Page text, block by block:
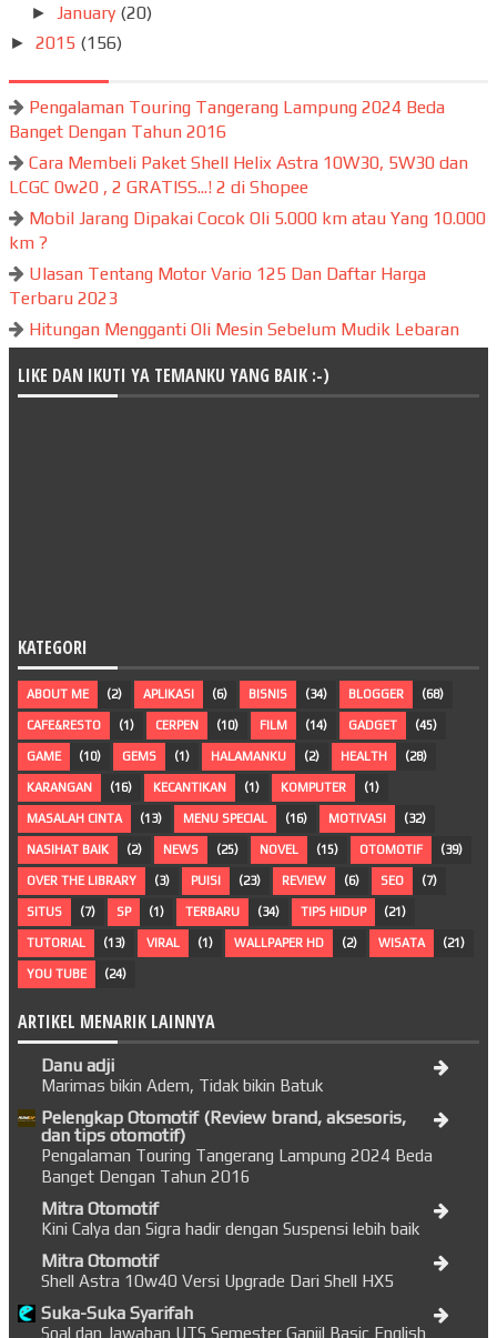
► January (20)
► 2015 (156)
Pengalaman Touring Tangerang Lampung 2024 Beda
Banget Dengan Tahun 2016
Cara Membeli Paket Shell Helix Astra 10W30, 5W30 dan
LCGC 0w20 , 2 GRATISS...! 2 di Shopee
Mobil Jarang Dipakai Cocok Oli 5.000 km atau Yang 10.000
km ?
Ulasan Tentang Motor Vario 125 Dan Daftar Harga
Terbaru 2023
Hitungan Mengganti Oli Mesin Sebelum Mudik Lebaran
LIKE DAN IKUTI YA TEMANKU YANG BAIK :-)
KATEGORI
ABOUT ME (2) APLIKASI (6) BISNIS (34) BLOGGER (68)
CAFE&RESTO (1) CERPEN (10) FILM (14) GADGET (45)
GAME (10) GEMS (1) HALAMANKU (2) HEALTH (28)
KARANGAN (16) KECANTIKAN (1) KOMPUTER (1)
MASALAH CINTA (13) MENU SPECIAL (16) MOTIVASI (32)
NASIHAT BAIK (2) NEWS (25) NOVEL (15) OTOMOTIF (39)
OVER THE LIBRARY (3) PUISI (23) REVIEW (6) SEO (7)
SITUS (7) SP (1) TERBARU (34) TIPS HIDUP (21)
TUTORIAL (13) VIRAL (1) WALLPAPER HD (2) WISATA (21)
YOU TUBE (24)
ARTIKEL MENARIK LAINNYA
Danu adji
Marimas bikin Adem, Tidak bikin Batuk
Pelengkap Otomotif (Review brand, aksesoris,
dan tips otomotif)
Pengalaman Touring Tangerang Lampung 2024 Beda
Banget Dengan Tahun 2016
Mitra Otomotif
Kini Calya dan Sigra hadir dengan Suspensi lebih baik
Mitra Otomotif
Shell Astra 10w40 Versi Upgrade Dari Shell HX5
Suka-Suka Syarifah
Soal dan Jawaban UTS Semester Ganjil Basic English